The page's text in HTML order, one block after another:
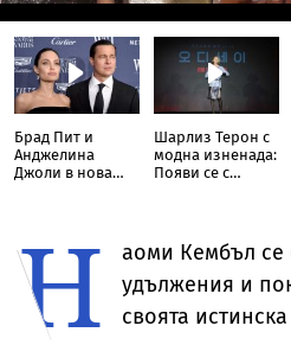
Брад Пит и
Анджелина
Джоли в нова
Шарлиз Терон с
модна изненада:
Появи се с
Н
аоми Кембъл се
удължения и
своята